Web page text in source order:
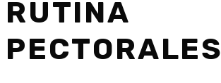
RUTINA
PECTORALES